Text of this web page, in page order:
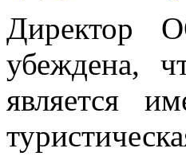
Директор
убеждена,
является